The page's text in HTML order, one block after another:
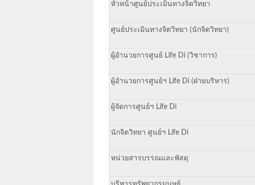
หัวหน้าศูนย์ประเมินทางจิตวิทยา
ศูนย์ประเมินทางจิตวิทยา (นักจิตวิทยา)
ผู้อำนวยการศูนย์ Life Di (วิชาการ)
ผู้อำนวยการศูนย์ฯ Life Di (ฝ่ายบริหาร)
ผู้จัดการศูนย์ฯ Life Di
นักจิตวิทยา ศูนย์ฯ Life Di
หน่วยสารบรรณและพัสดุ